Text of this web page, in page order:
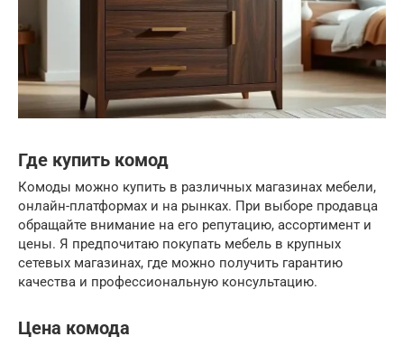
Где купить комод
Комоды можно купить в различных магазинах мебели,
онлайн-платформах и на рынках. При выборе продавца
обращайте внимание на его репутацию, ассортимент и
цены. Я предпочитаю покупать мебель в крупных
сетевых магазинах, где можно получить гарантию
качества и профессиональную консультацию.
Цена комода